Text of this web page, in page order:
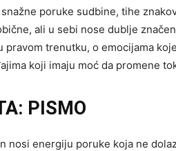
poruke sudbine, tihe
ali u sebi nose dublje
pravom trenutku, o emocijama
koji imaju moć da promene
PISMO
nosi energiju poruke koja ne